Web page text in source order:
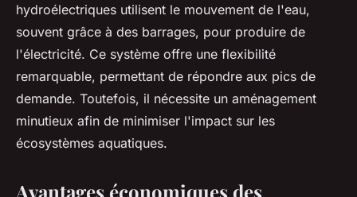
hydroélectriques utilisent le mouvement de l'eau,
souvent grâce à des barrages, pour produire de
l'électricité. Ce système offre une flexibilité
remarquable, permettant de répondre aux pics de
demande. Toutefois, il nécessite un aménagement
minutieux afin de minimiser l'impact sur les
écosystèmes aquatiques.
Avantages économiques des